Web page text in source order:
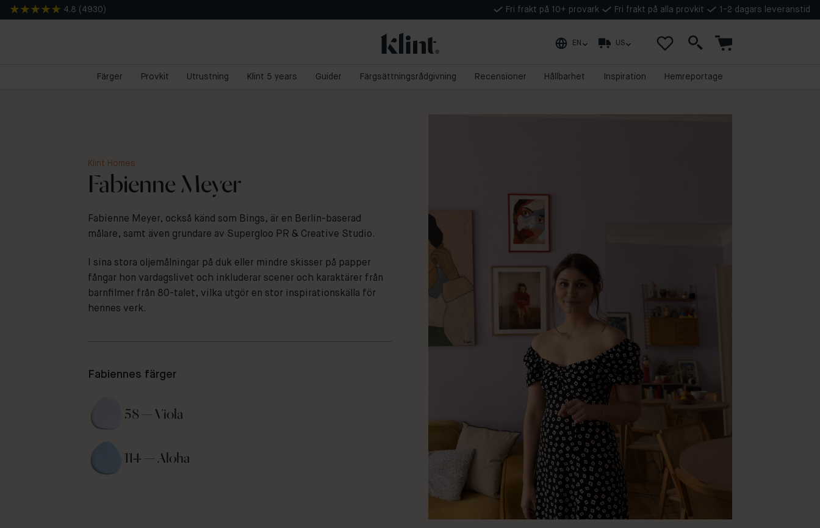
4.8 ( 4930 ) Fri frakt på 10+ provark Fri frakt på alla provkit 1-2 dagars leveranstid
EN US
Färger Provkit Utrustning Klint 5 years Guider Färgsättningsrådgivning Recensioner Hållbarhet Inspiration Hemreportage
Klint Homes
Fabienne Meyer
Fabienne Meyer, också känd som Bings, är en Berlin-baserad
målare, samt även grundare av Supergloo PR & Creative Studio.
I sina stora oljemålningar på duk eller mindre skisser på papper
fångar hon vardagslivet och inkluderar scener och karaktärer från
barnfilmer från 80-talet, vilka utgör en stor inspirationskälla för
hennes verk.
Fabiennes färger
58 — Viola
114 — Aloha